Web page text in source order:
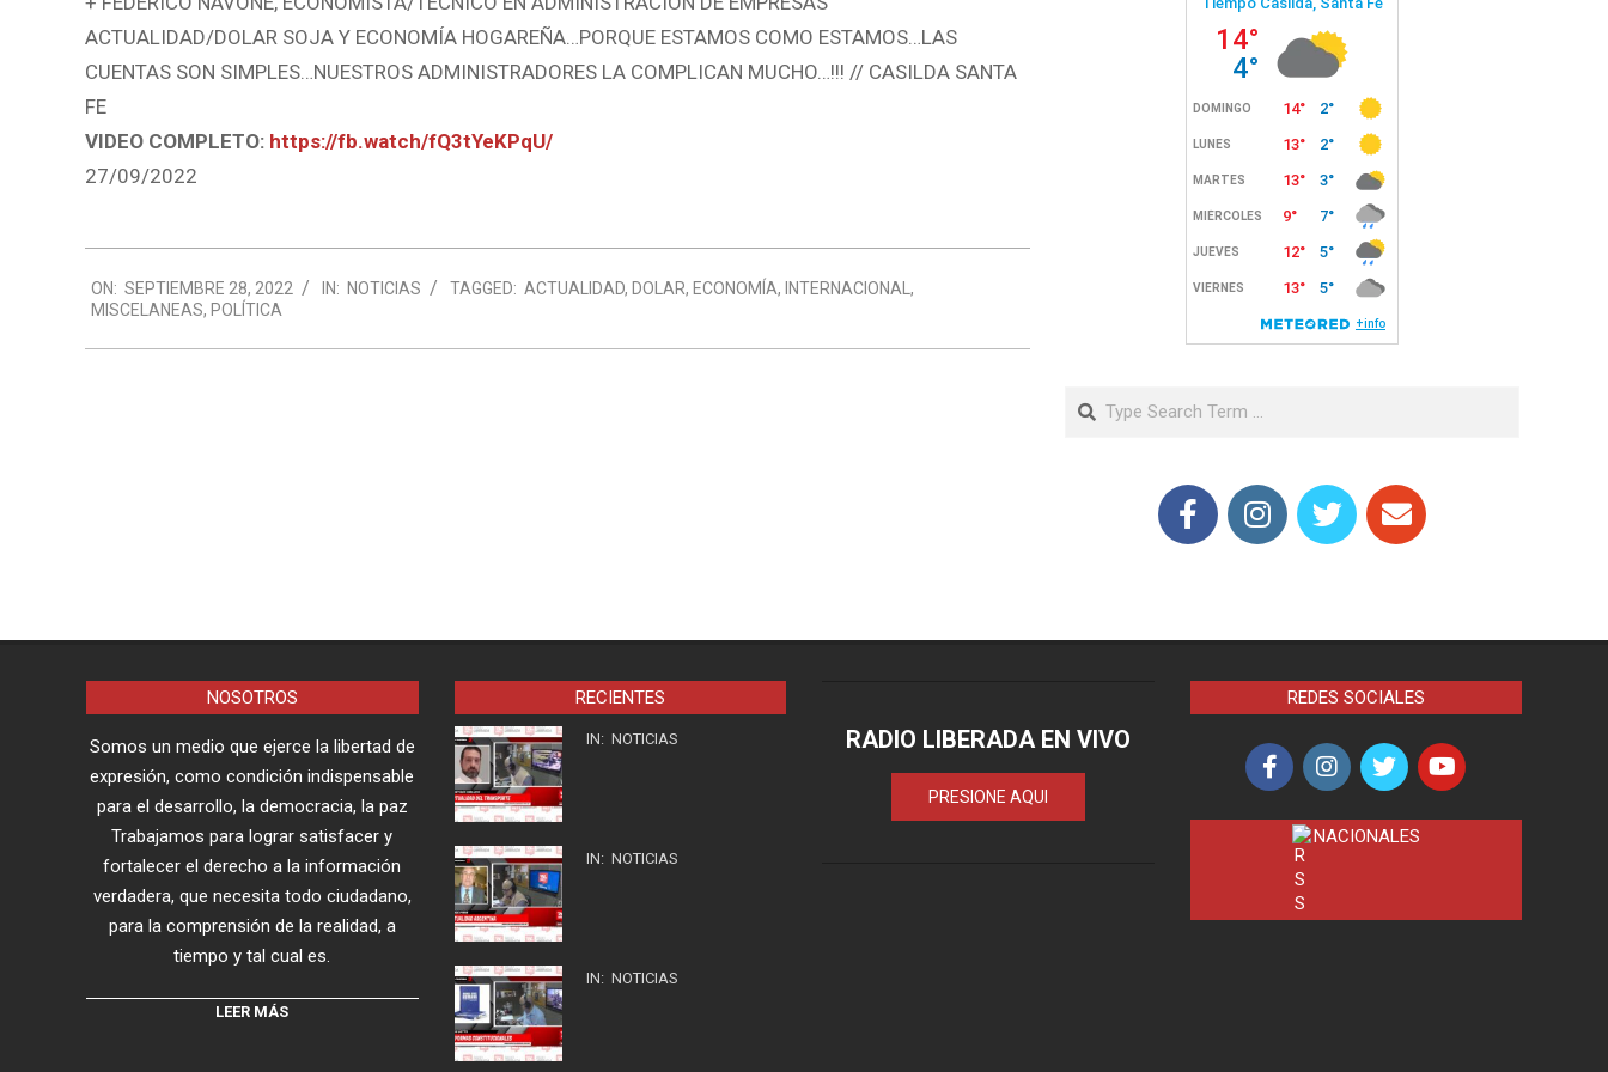
ACTUALIDAD/DOLAR SOJA Y ECONOMÍA HOGAREÑA…PORQUE ESTAMOS COMO ESTAMOS…LAS
CUENTAS SON SIMPLES…NUESTROS ADMINISTRADORES LA COMPLICAN MUCHO…!!! // CASILDA SANTA
FE
VIDEO COMPLETO: https://fb.watch/fQ3tYeKPqU/
27/09/2022
09-
28
ON: SEPTIEMBRE 28, 2022 IN: NOTICIAS TAGGED: ACTUALIDAD, DOLAR, ECONOMÍA, INTERNACIONAL ,
MISCELANEAS, POLÍTICA
Search
NOSOTROS
Somos un medio que ejerce la libertad de
expresión, como condición indispensable
para el desarrollo, la democracia, la paz
Trabajamos para lograr satisfacer y
fortalecer el derecho a la información
verdadera, que necesita todo ciudadano,
para la comprensión de la realidad, a
tiempo y tal cual es.
LEER MÁS
RECIENTES
IN: NOTICIAS
IN: NOTICIAS
IN: NOTICIAS
RADIO LIBERADA EN VIVO
PRESIONE AQUI
REDES SOCIALES
NACIONALES